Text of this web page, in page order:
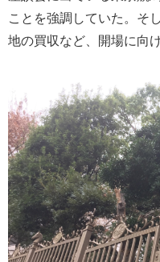
ことを強調していた。そ
地の買収など、開場に向